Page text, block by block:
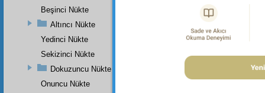
Beşinci Nükte
Altıncı Nükte
Yedinci Nükte
Sekizinci Nükte
Dokuzuncu Nükte
Onuncu Nükte